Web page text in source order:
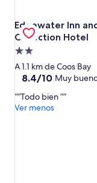
Edgewater Inn
Collection Hotel
Edgewater Inn
Propiedad
de
2.0
A 1.1 km de Coos Bay
8.4
10,
Muy
8.4/10 Muy
“Todo bien ”
Ver menos